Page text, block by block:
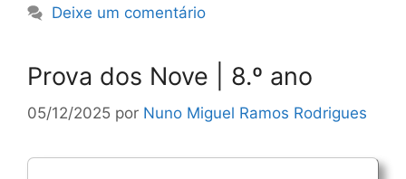
Deixe um comentário
Prova dos Nove | 8.º ano
05/12/2025 por Nuno Miguel Ramos Rodrigues